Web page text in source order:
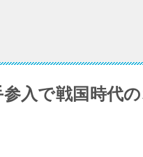
入で戦国時代